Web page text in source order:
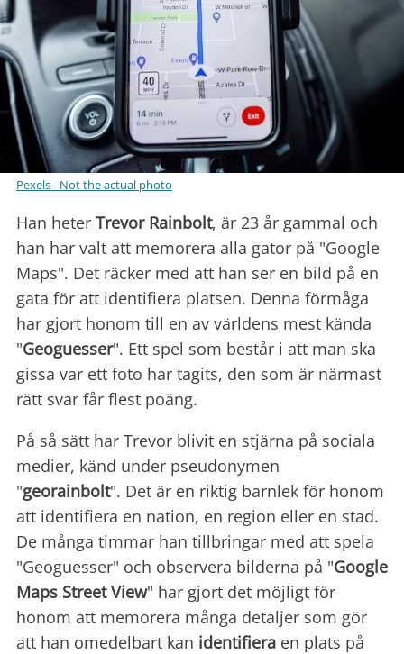
Pexels - Not the actual photo
Han heter Trevor Rainbolt, är 23 år gammal och
han har valt att memorera alla gator på "Google
Maps". Det räcker med att han ser en bild på en
gata för att identifiera platsen. Denna förmåga
har gjort honom till en av världens mest kända
"Geoguesser". Ett spel som består i att man ska
gissa var ett foto har tagits, den som är närmast
rätt svar får flest poäng.
På så sätt har Trevor blivit en stjärna på sociala
medier, känd under pseudonymen
"georainbolt". Det är en riktig barnlek för honom
att identifiera en nation, en region eller en stad.
De många timmar han tillbringar med att spela
"Geoguesser" och observera bilderna på "Google
Maps Street View" har gjort det möjligt för
honom att memorera många detaljer som gör
att han omedelbart kan identifiera en plats på